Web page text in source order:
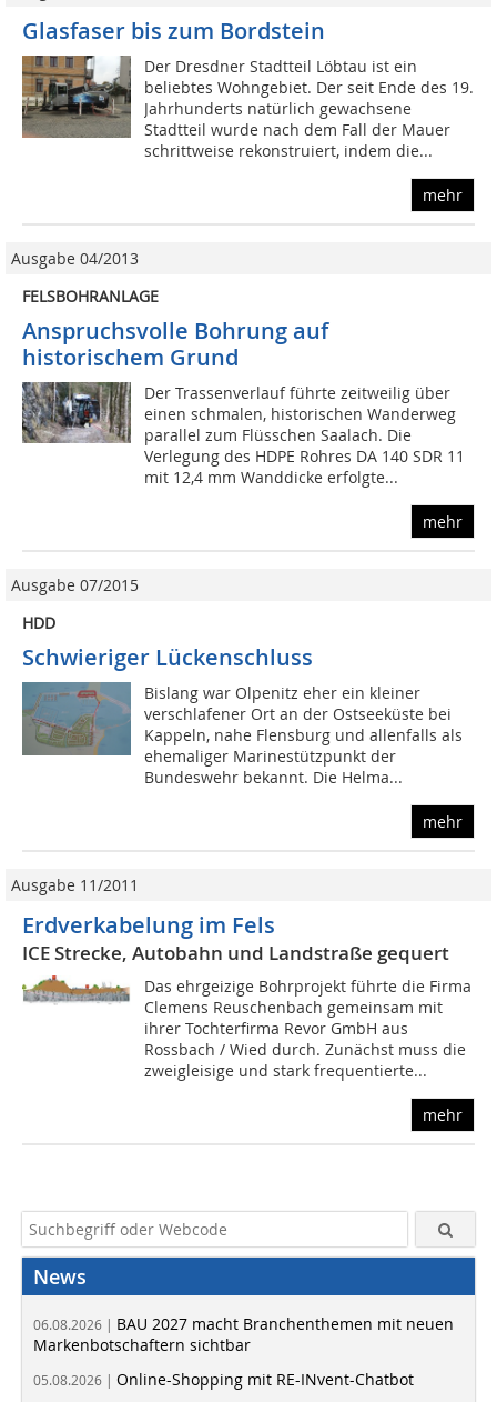
Glasfaser bis zum Bordstein
Der Dresdner Stadtteil Löbtau ist ein
beliebtes Wohngebiet. Der seit Ende des 19.
Jahrhunderts natürlich gewachsene
Stadtteil wurde nach dem Fall der Mauer
schrittweise rekonstruiert, indem die...
mehr
Ausgabe 04/2013
FELSBOHRANLAGE
Anspruchsvolle Bohrung auf
historischem Grund
Der Trassenverlauf führte zeitweilig über
einen schmalen, historischen Wanderweg
parallel zum Flüsschen Saalach. Die
Verlegung des HDPE Rohres DA 140 SDR 11
mit 12,4 mm Wanddicke erfolgte...
mehr
Ausgabe 07/2015
HDD
Schwieriger Lückenschluss
Bislang war Olpenitz eher ein kleiner
verschlafener Ort an der Ostseeküste bei
Kappeln, nahe Flensburg und allenfalls als
ehemaliger Marinestützpunkt der
Bundeswehr bekannt. Die Helma...
mehr
Ausgabe 11/2011
Erdverkabelung im Fels
ICE Strecke, Autobahn und Landstraße gequert
Das ehrgeizige Bohrprojekt führte die Firma
Clemens Reuschenbach gemeinsam mit
ihrer Tochterfirma Revor GmbH aus
Rossbach / Wied durch. Zunächst muss die
zweigleisige und stark frequentierte...
mehr
News
06.08.2026 | BAU 2027 macht Branchenthemen mit neuen
Markenbotschaftern sichtbar
05.08.2026 | Online-Shopping mit RE-INvent-Chatbot